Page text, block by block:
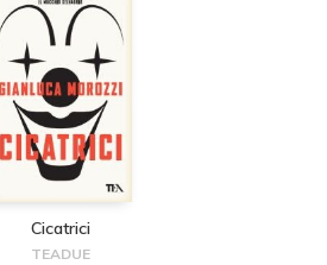
Cicatrici
TEADUE